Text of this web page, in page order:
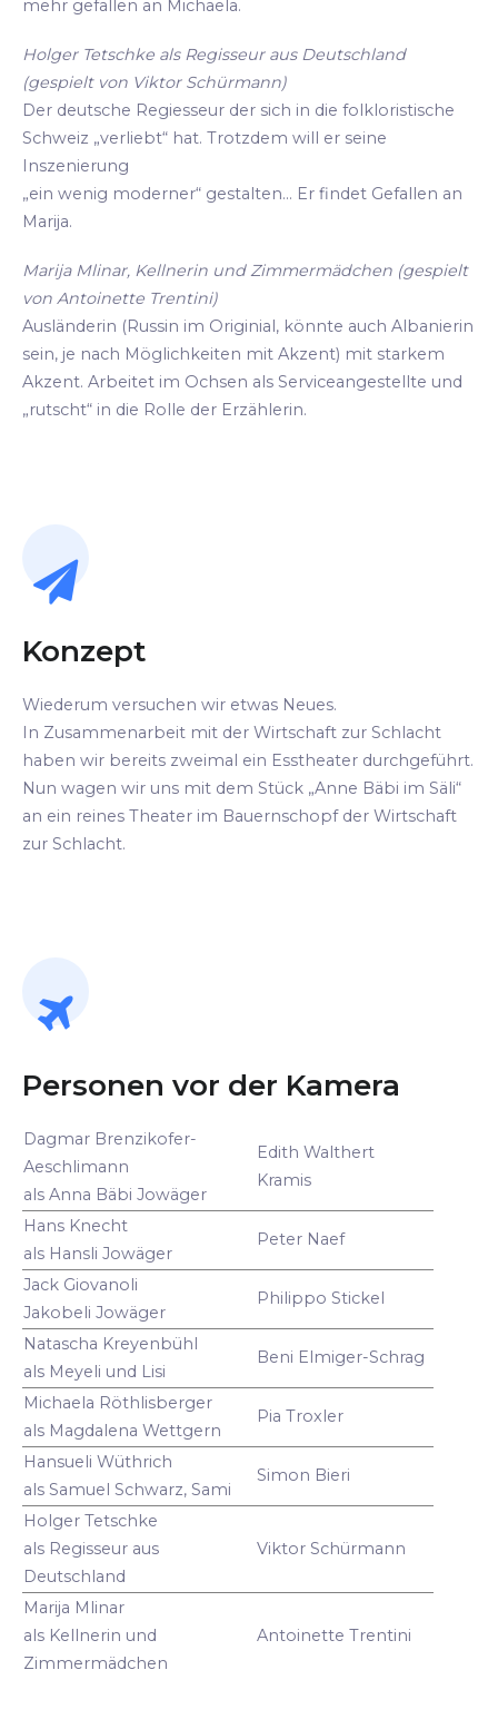
mehr gefallen an Michaela.
Holger Tetschke als Regisseur aus Deutschland
(gespielt von Viktor Schürmann)
Der deutsche Regiesseur der sich in die folkloristische
Schweiz „verliebt“ hat. Trotzdem will er seine
Inszenierung
„ein wenig moderner“ gestalten... Er findet Gefallen an
Marija.
Marija Mlinar, Kellnerin und Zimmermädchen (gespielt
von Antoinette Trentini)
Ausländerin (Russin im Originial, könnte auch Albanierin
sein, je nach Möglichkeiten mit Akzent) mit starkem
Akzent. Arbeitet im Ochsen als Serviceangestellte und
„rutscht“ in die Rolle der Erzählerin.
Konzept
Wiederum versuchen wir etwas Neues.
In Zusammenarbeit mit der Wirtschaft zur Schlacht
haben wir bereits zweimal ein Esstheater durchgeführt.
Nun wagen wir uns mit dem Stück „Anne Bäbi im Säli“
an ein reines Theater im Bauernschopf der Wirtschaft
zur Schlacht.
Personen vor der Kamera
Dagmar Brenzikofer-
Aeschlimann
als Anna Bäbi Jowäger
Edith Walthert
Kramis
Hans Knecht
als Hansli Jowäger
Peter Naef
Jack Giovanoli
Jakobeli Jowäger
Philippo Stickel
Natascha Kreyenbühl
als Meyeli und Lisi
Beni Elmiger-Schrag
Michaela Röthlisberger
als Magdalena Wettgern
Pia Troxler
Hansueli Wüthrich
als Samuel Schwarz, Sami
Simon Bieri
Holger Tetschke
als Regisseur aus
Deutschland
Viktor Schürmann
Marija Mlinar
als Kellnerin und
Zimmermädchen
Antoinette Trentini